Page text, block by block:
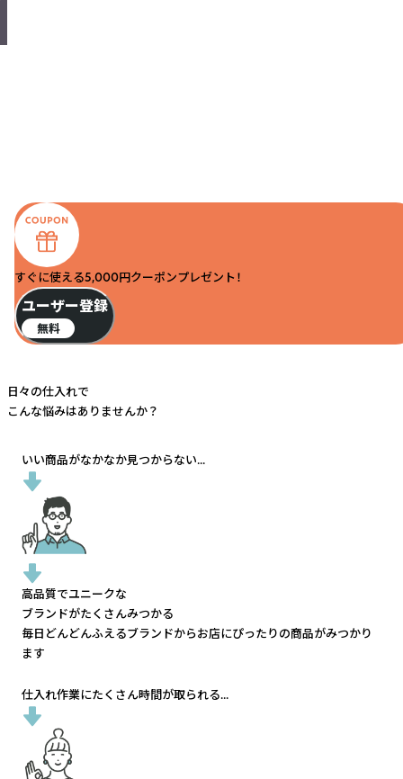
すぐに使える5,000円クーポンプレゼント！
ユーザー登録
無料
日々の仕入れで
こんな悩みはありませんか？
いい商品がなかなか見つからない...
高品質でユニークな
ブランドがたくさんみつかる
毎日どんどんふえるブランドからお店にぴったりの商品がみつかり
ます
仕入れ作業にたくさん時間が取られる...